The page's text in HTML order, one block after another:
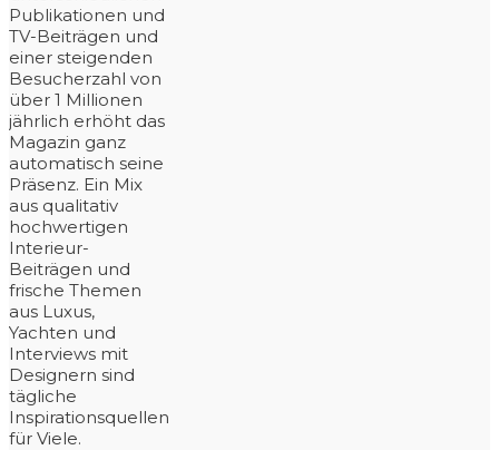
Publikationen und
TV-Beiträgen und
einer steigenden
Besucherzahl von
über 1 Millionen
jährlich erhöht das
Magazin ganz
automatisch seine
Präsenz. Ein Mix
aus qualitativ
hochwertigen
Interieur-
Beiträgen und
frische Themen
aus Luxus,
Yachten und
Interviews mit
Designern sind
tägliche
Inspirationsquellen
für Viele.